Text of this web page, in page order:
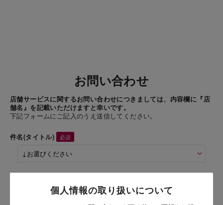
お問い合わせ
店舗サービスに関するお問い合わせにつきましては、内容欄に『店
舗名』を記載いただけますと幸いです。
下記フォームにご記入のうえ送信してください。
個人情報の取り扱いについて
件名(タイトル)